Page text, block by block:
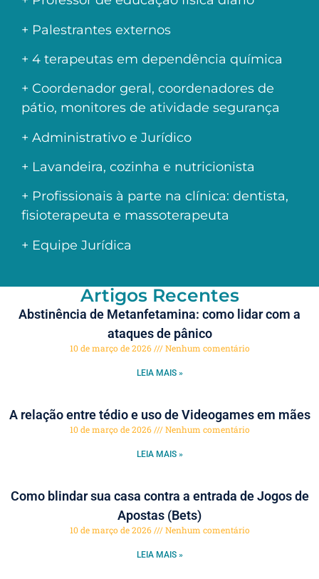
+ Palestrantes externos
+ 4 terapeutas em dependência química
+ Coordenador geral, coordenadores de
pátio, monitores de atividade segurança
+ Administrativo e Jurídico
+ Lavandeira, cozinha e nutricionista
+ Profissionais à parte na clínica: dentista,
fisioterapeuta e massoterapeuta
+ Equipe Jurídica
Artigos Recentes
Abstinência de Metanfetamina: como lidar com a
ataques de pânico
10 de março de 2026 Nenhum comentário
LEIA MAIS »
A relação entre tédio e uso de Videogames em mães
10 de março de 2026 Nenhum comentário
LEIA MAIS »
Como blindar sua casa contra a entrada de Jogos de
Apostas (Bets)
10 de março de 2026 Nenhum comentário
LEIA MAIS »